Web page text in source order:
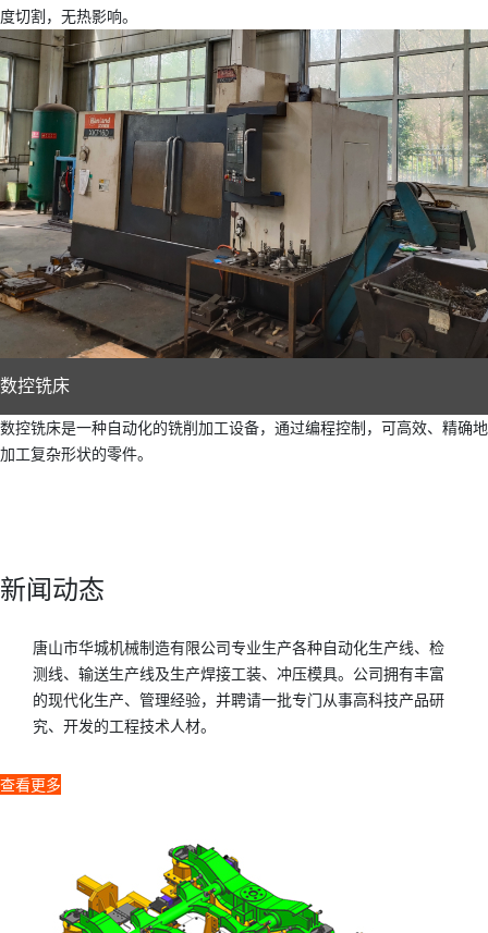
度切割，无热影响。
数控铣床
数控铣床是一种自动化的铣削加工设备，通过编程控制，可高效、精确地
加工复杂形状的零件。
新闻动态
唐山市华城机械制造有限公司专业生产各种自动化生产线、检
测线、输送生产线及生产焊接工装、冲压模具。公司拥有丰富
的现代化生产、管理经验，并聘请一批专门从事高科技产品研
究、开发的工程技术人材。
查看更多